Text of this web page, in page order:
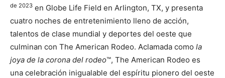
de 2023 en Globe Life Field en Arlington, TX, y presenta
cuatro noches de entretenimiento lleno de acción,
talentos de clase mundial y deportes del oeste que
culminan con The American Rodeo. Aclamada como la
joya de la corona del rodeo™, The American Rodeo es
una celebración inigualable del espíritu pionero del oeste